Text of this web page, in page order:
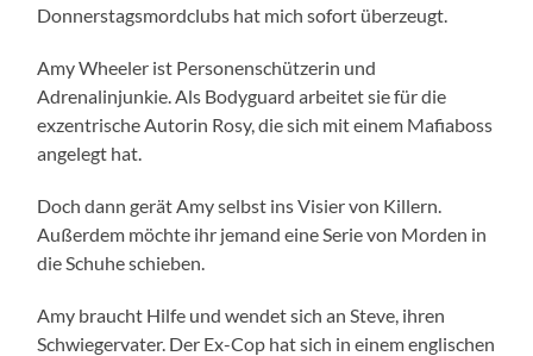
Donnerstagsmordclubs hat mich sofort überzeugt.
Amy Wheeler ist Personenschützerin und
Adrenalinjunkie. Als Bodyguard arbeitet sie für die
exzentrische Autorin Rosy, die sich mit einem Mafiaboss
angelegt hat.
Doch dann gerät Amy selbst ins Visier von Killern.
Außerdem möchte ihr jemand eine Serie von Morden in
die Schuhe schieben.
Amy braucht Hilfe und wendet sich an Steve, ihren
Schwiegervater. Der Ex-Cop hat sich in einem englischen